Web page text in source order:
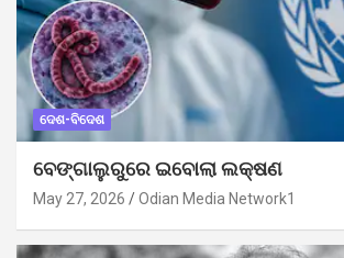
ଦେଶ-ବିଦେଶ
ବେଙ୍ଗାଲୁରୁରେ ଇବୋଲା ଲକ୍ଷଣ
May 27, 2026 Odian Media Network1